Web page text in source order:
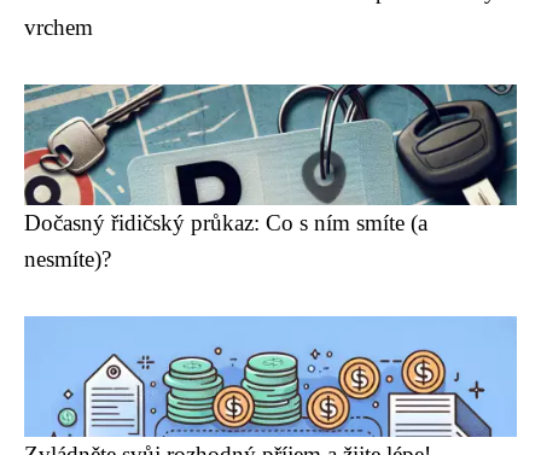
vrchem
Dočasný řidičský průkaz: Co s ním smíte (a
nesmíte)?